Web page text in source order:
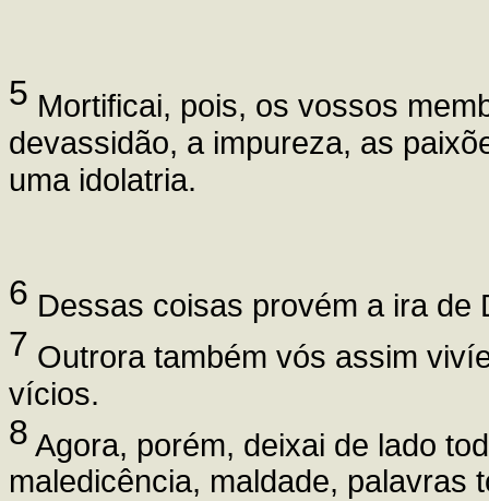
5 Mortificai, pois, os vossos
devassidão, a impureza, as
uma idolatria.
6 Dessas coisas provém a ira de
7 Outrora também vós assim
vícios.
8 Agora, porém, deixai de lado
maledicência, maldade, palavras